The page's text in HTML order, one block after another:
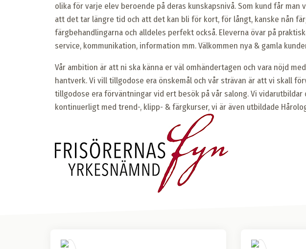
olika för varje elev beroende på deras kunskapsnivå. Som kund får man
att det tar längre tid och att det kan bli för kort, för långt, kanske nån
färgbehandlingarna och alldeles perfekt också. Eleverna övar på
service, kommunikation, information mm. Välkommen nya & gamla
Vår ambition är att ni ska känna er väl omhändertagen och vara nöjd
hantverk. Vi vill tillgodose era önskemål och vår strävan är att vi skall
tillgodose era förväntningar vid ert besök på vår salong. Vi vidarutbildar
kontinuerligt med trend-, klipp- & färgkurser, vi är även utbildade